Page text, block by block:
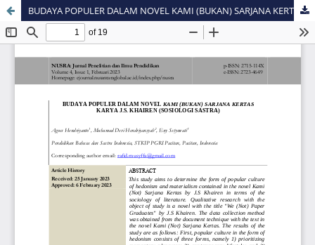
BUDAYA POPULER DALAM NOVEL KAMI (BUKAN) SARJANA KERTAS KARYA J.S. KHAIREN (SOSIOLOGI SASTRA)